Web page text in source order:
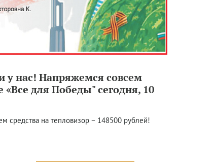
у нас! Напряжемся совсем
«Все для Победы" сегодня, 10
средства на тепловизор – 148500 рублей!